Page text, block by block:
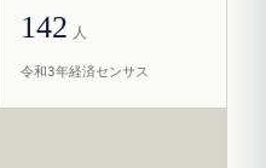
142 人
令和3年経済センサス